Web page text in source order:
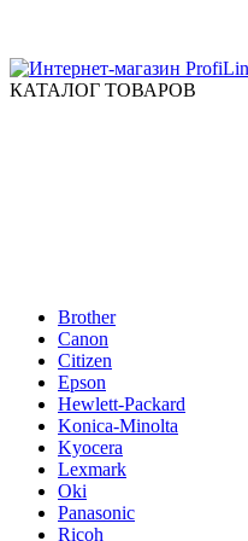
КАТАЛОГ ТОВАРОВ
Brother
Canon
Citizen
Epson
Hewlett-Packard
Konica-Minolta
Kyocera
Lexmark
Oki
Panasonic
Ricoh